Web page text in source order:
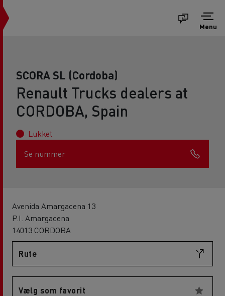
Menu
SCORA SL (Cordoba)
Renault Trucks dealers at
CORDOBA, Spain
Lukket
Se nummer
Avenida Amargacena 13
P.I. Amargacena
14013 CORDOBA
Rute
Vælg som favorit